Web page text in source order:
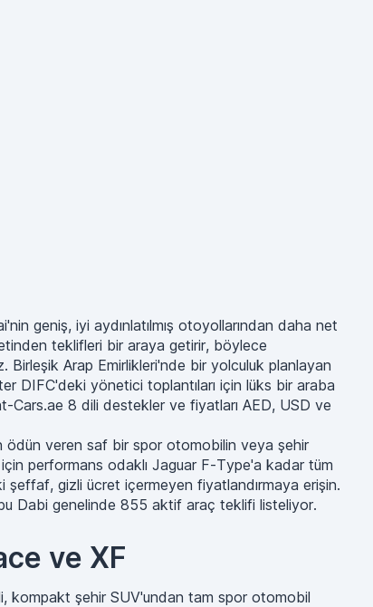
geniş, iyi aydınlatılmış otoyollarından daha net
teklifleri bir araya getirir, böylece
Birleşik Arap Emirlikleri'nde bir yolculuk planlayan
DIFC'deki yönetici toplantıları için lüks bir araba
8 dili destekler ve fiyatları AED, USD ve
ödün veren saf bir spor otomobilin veya şehir
performans odaklı Jaguar F-Type'a kadar tüm
şeffaf, gizli ücret içermeyen fiyatlandırmaya erişin.
Dabi genelinde 855 aktif araç teklifi listeliyor.
ve XF
kompakt şehir SUV'undan tam spor otomobil